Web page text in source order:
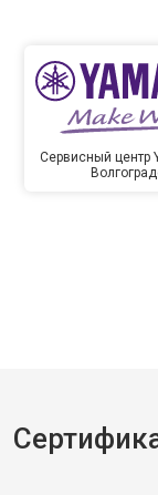
Сервисный центр